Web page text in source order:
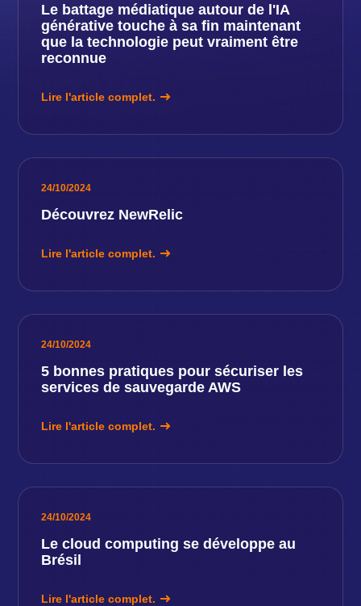
Le battage médiatique autour de l'IA
générative touche à sa fin maintenant
que la technologie peut vraiment être
reconnue
Lire l'article complet.
24/10/2024
Découvrez NewRelic
Lire l'article complet.
24/10/2024
5 bonnes pratiques pour sécuriser les
services de sauvegarde AWS
Lire l'article complet.
24/10/2024
Le cloud computing se développe au
Brésil
Lire l'article complet.